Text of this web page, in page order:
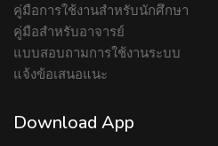
คู่มือการใช้งานสำหรับนักศึกษา
คู่มือสำหรับอาจารย์
แบบสอบถามการใช้งานระบบ
แจ้งข้อเสนอแนะ
Download App